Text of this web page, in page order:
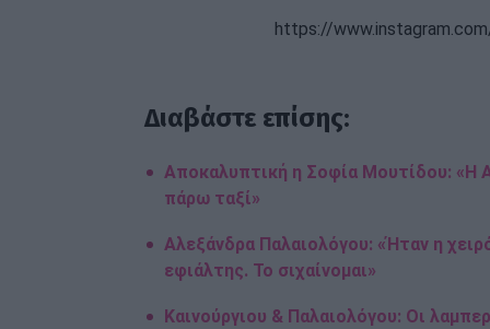
https://
Διαβάστε επίσης:
Αποκαλυπτική η Σοφία Μουτίδου: «Η
πάρω ταξί»
Αλεξάνδρα Παλαιολόγου: «Ήταν η
εφιάλτης. Το σιχαίνομαι»
Καινούργιου & Παλαιολόγου: Οι